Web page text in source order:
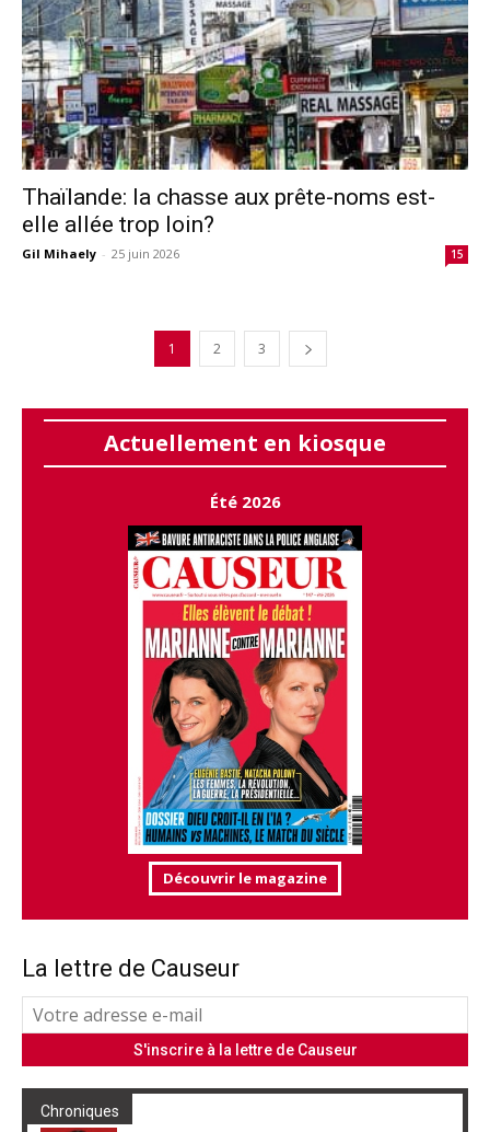
Thaïlande: la chasse aux prête-noms est-
elle allée trop loin?
Gil Mihaely - 25 juin 2026 15
1 2 3
Actuellement en kiosque
Été 2026
Découvrir le magazine
La lettre de Causeur
Chroniques